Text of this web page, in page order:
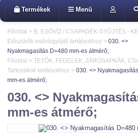
Termékek Menü
Főoldal > B. ESŐVÍZ / CSAPADÉK GYŰJTÉS -
Előszűrők esővízgyűjtő tartályokhoz > 030. <>
Nyakmagasítás D=480 mm-es átmérő;
Főoldal > TETŐK, FEDELEK, ZÁRÓSAPKÁK,
Tartozékok tartályokhoz > 030. <>
mm-es átmérő;
030. <>
mm-es átmérő;